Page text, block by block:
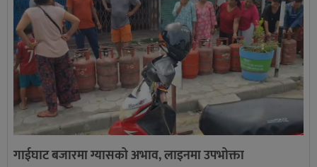
गाईघाट बजारमा ग्यासको अभाव, लाइनमा उपभोक्ता